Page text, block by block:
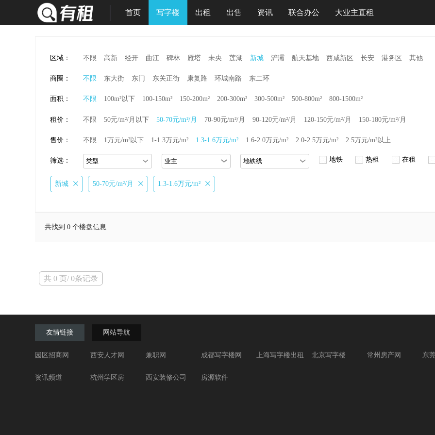
首页 写字楼 出租 出售 资讯 联合办公 大业主直租
区域： 不限 高新 经开 曲江 碑林 雁塔 未央 莲湖 新城 浐灞 航天基地 西咸新区 长安 港务区 其他
商圈： 不限 东大街 东门 东关正街 康复路 环城南路 东二环
面积： 不限 100m²以下 100-150m² 150-200m² 200-300m² 300-500m² 500-800m² 800-1500m²
租价： 不限 50元/m²/月以下 50-70元/m²/月 70-90元/m²/月 90-120元/m²/月 120-150元/m²/月 150-180元/m²/月
售价： 不限 1万元/m²以下 1-1.3万元/m² 1.3-1.6万元/m² 1.6-2.0万元/m² 2.0-2.5万元/m² 2.5万元/m²以上
筛选： 地铁 热租 在租
新城 50-70元/m²/月 1.3-1.6万元/m²
共找到 0 个楼盘信息
共 0 页/ 0条记录
友情链接 网站导航
园区招商网 西安人才网 兼职网 成都写字楼网 上海写字楼出租 北京写字楼 常州房产网 东
资讯频道 杭州学区房 西安装修公司 房源软件